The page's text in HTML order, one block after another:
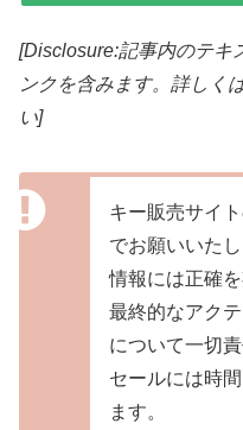
[Disclosure:記事内のテキ
ンクを含みます。詳しく
い]
キー販売サイ
でお願いいたし
情報には正確
最終的なアク
について一切
セールには時
ます。